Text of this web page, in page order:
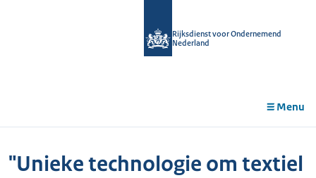
Rijksdienst voor Ondernemend
Nederland
Menu
"Unieke technologie om textiel